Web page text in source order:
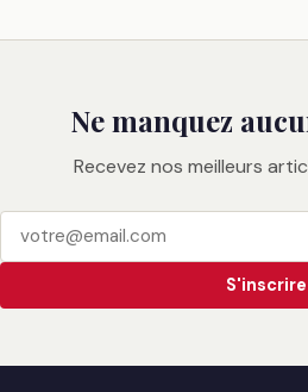
Ne manquez
Recevez nos meilleurs
S'inscrire